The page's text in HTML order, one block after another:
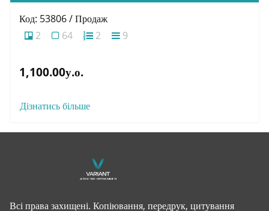
Код: 53806 / Продаж
2
64 2 9
1,100.00у.о.
Дізнатись більше
Всі права захищені. Копіювання, передрук, цитування